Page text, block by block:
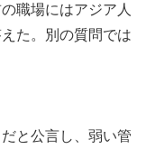
職場にはアジア人
た。別の質問では
と公言し、弱い管